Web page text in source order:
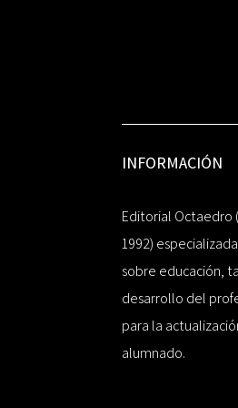
INFORMACIÓN
Editorial Octaedro
1992)
sobre educación,
desarrollo del
para la
alumnado.